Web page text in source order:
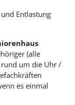
Entlastung
(alle
rund um die Uhr /
es einmal